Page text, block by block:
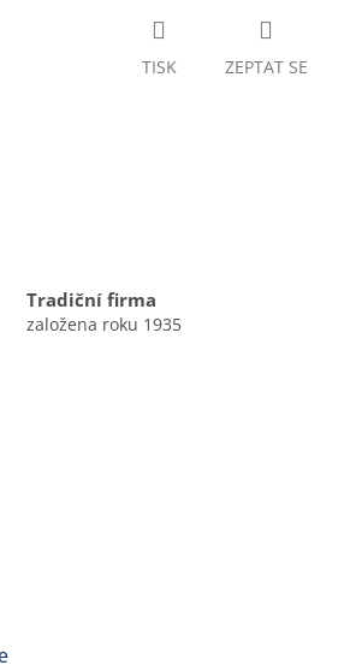
TISK ZEPTAT SE
Tradiční firma
založena roku 1935